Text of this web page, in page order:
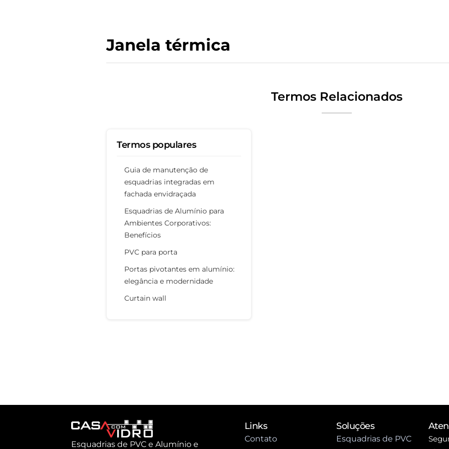
Janela térmica
Termos Relacionados
Termos populares
Guia de manutenção de
esquadrias integradas em
fachada envidraçada
Esquadrias de Alumínio para
Ambientes Corporativos:
Benefícios
PVC para porta
Portas pivotantes em alumínio:
elegância e modernidade
Curtain wall
Esquadrias de PVC e Alumínio e
Links
Contato
Soluções
Esquadrias de PVC